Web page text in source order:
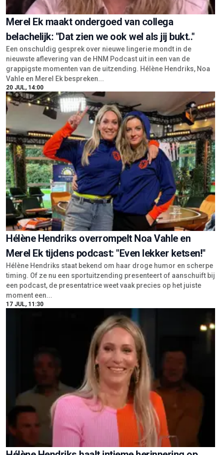
Merel Ek maakt ondergoed van collega
belachelijk: "Dat zien we ook wel als jij bukt.."
Een onschuldig gesprek over nieuwe lingerie mondt in de
nieuwste aflevering van de HNM Podcast uit in een van de
grappigste momenten van de uitzending. Hélène Hendriks, Noa
Vahle en Merel Ek bespreken...
20 JUL, 14:00
Hélène Hendriks overrompelt Noa Vahle en
Merel Ek tijdens podcast: "Even lekker ketsen!"
Hélène Hendriks staat bekend om haar droge humor en scherpe
timing. Of ze nu een sportuitzending presenteert of aanschuift bij
een podcast, de presentatrice weet vaak precies op het juiste
moment een...
17 JUL, 11:30